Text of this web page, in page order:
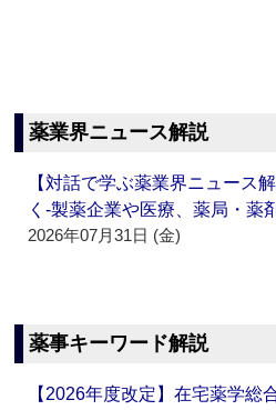
薬業界ニュース解説
【対話で学ぶ薬業界ニュース
く‐製薬企業や医療、薬局・薬
2026年07月31日 (金)
薬事キーワード解説
【2026年度改定】在宅薬学総